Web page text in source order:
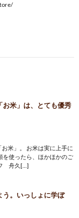
お米」は、とても優秀
米」。 お米は実に上手に
を使ったら、ほかほかのご
舟久[…]
う。いっしょに学ぼ